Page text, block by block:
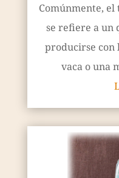
Comúnmente, el
se refiere a un
producirse con
vaca o una